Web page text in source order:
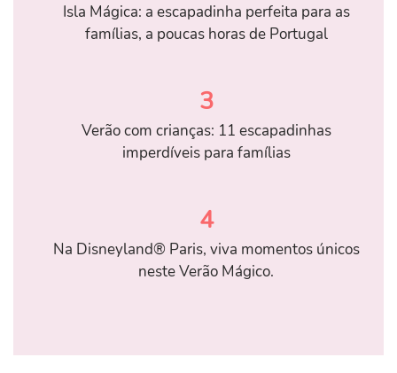
Isla Mágica: a escapadinha perfeita para as
famílias, a poucas horas de Portugal
3
Verão com crianças: 11 escapadinhas
imperdíveis para famílias
4
Na Disneyland® Paris, viva momentos únicos
neste Verão Mágico.